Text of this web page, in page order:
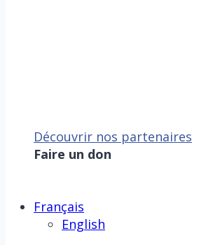
Découvrir nos partenaires
Faire un don
Français
English